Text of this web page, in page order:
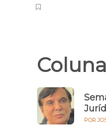
Coluna
POR